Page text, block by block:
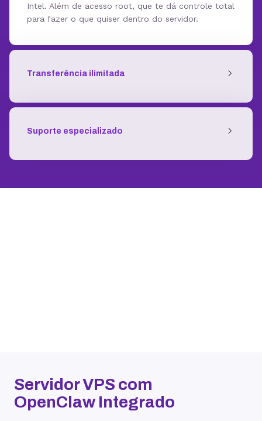
Intel. Além de acesso root, que te dá controle total
para fazer o que quiser dentro do servidor.
Transferência ilimitada
Suporte especializado
Servidor VPS com
OpenClaw Integrado